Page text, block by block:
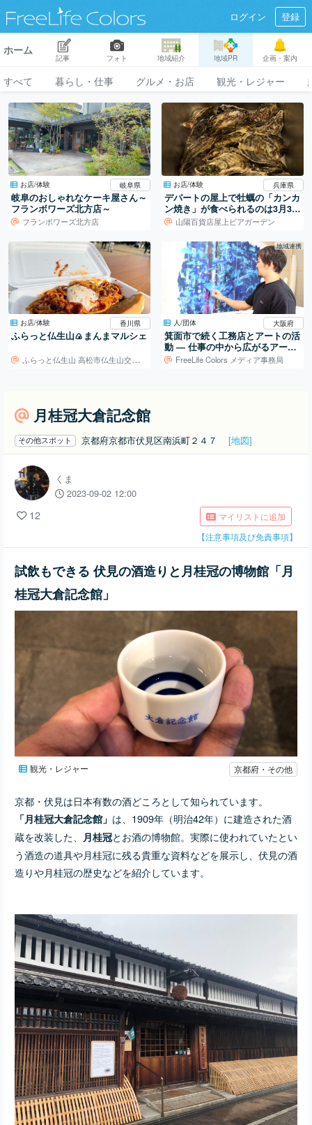
ログイン 登録
ホーム
記事 フォト 地域紹介 地域PR 企画・案内
すべて 暮らし・仕事 グルメ・お店 観光・レジャー
お店/体験 岐阜県
岐阜のおしゃれなケーキ屋さん～
フランボワーズ北方店～
フランボワーズ北方店
お店/体験 兵庫県
デパートの屋上で牡蠣の「カンカ
ン焼き」が食べられるのは3月30
日まで！
山陽百貨店屋上ビアガーデン
お店/体験 香川県
ふらっと仏生山🍙まんまマルシェ
ふらっと仏生山 高松市仏生山交流センター
地域連携
人/団体 大阪府
箕面市で続く工務店とアートの活
動 ― 仕事の中から広がるアート
制作FreeLife Colors メディア事務局
月桂冠大倉記念館
その他スポット 京都府京都市伏見区南浜町２４７ [地図]
くま
2023-09-02 12:00
12
マイリストに追加
【注意事項及び免責事項】
試飲もできる 伏見の酒造りと月桂冠の博物館「月
桂冠大倉記念館」
観光・レジャー 京都府・その他
京都・伏見は日本有数の酒どころとして知られています。
「月桂冠大倉記念館」 は、1909年（明治42年）に建造された酒
蔵を改装した、
月桂冠とお酒の博物館。実際に使われていたとい
う酒造の道具や月桂冠に残る貴重な資料などを展示し、伏見の酒
造りや月桂冠の歴史などを紹介しています。